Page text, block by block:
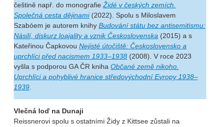
češtině např. do monografie Židé v českých zemích.
Společná cesta dějinami(2022). Spolu s Miloslavem
Szabóem je autorem knihy Budování státu bez antisemitismu:
Násilí, diskurz loajality a vznik Československa (2015) a s
Kateřinou Čapkovou Nejisté útočiště: Československo a
uprchlíci před nacismem 1933–1938 (2008). V roce 2023
vyšla s podporou GA ČR kniha Občané země nikoho.
Uprchlíci a pohyblivé hranice středovýchodní Evropy 1938–
1939
Vlečná loď na Dunaji
Reissnerovi spolu s ostatními Židy z Kittsee zůstali na